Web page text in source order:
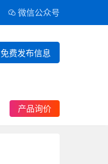
微信公众号
免费发布信息
产品询价